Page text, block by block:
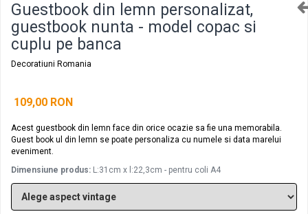
Guestbook din lemn personalizat,
guestbook nunta - model copac si
cuplu pe banca
Decoratiuni Romania
109,00 RON
Acest guestbook din lemn face din orice ocazie sa fie una memorabila.
Guest book ul din lemn se poate personaliza cu numele si data marelui
eveniment.
Dimensiune produs: L:31cm x l:22,3cm - pentru coli A4